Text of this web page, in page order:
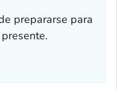
prepararse para